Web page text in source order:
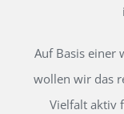
Auf Basis einer
wollen wir das
Vielfalt aktiv